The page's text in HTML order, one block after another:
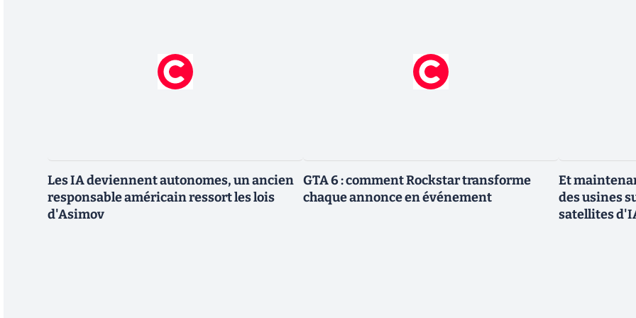
Les IA deviennent autonomes, un ancien
responsable américain ressort les lois
d'Asimov
GTA 6 : comment Rockstar transforme
chaque annonce en événement
Et
des usines
satellites